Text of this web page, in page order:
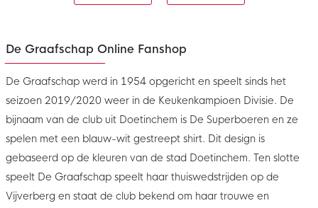
De Graafschap Online Fanshop
De Graafschap werd in 1954 opgericht en speelt sinds het
seizoen 2019/2020 weer in de Keukenkampioen Divisie. De
bijnaam van de club uit Doetinchem is De Superboeren en ze
spelen met een blauw-wit gestreept shirt. Dit design is
gebaseerd op de kleuren van de stad Doetinchem. Ten slotte
speelt De Graafschap speelt haar thuiswedstrijden op de
Vijverberg en staat de club bekend om haar trouwe en